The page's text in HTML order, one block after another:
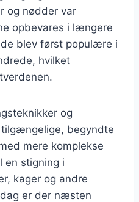
og nødder var
opbevares i længere
blev først populære i
hvilket
og
begyndte
mere komplekse
en stigning i
kager og andre
er der næsten